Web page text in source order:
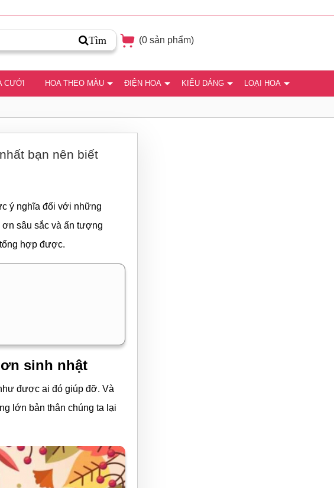
Tìm (0 sản phẩm)
CƯỚI HOA THEO MÀU ĐIỆN HOA KIỂU DÁNG LOẠI HOA
bạn nên biết
ý nghĩa đối với những
sâu sắc và ấn tượng
hợp được.
sinh nhật
được ai đó giúp đỡ. Và
lớn bản thân chúng ta lại